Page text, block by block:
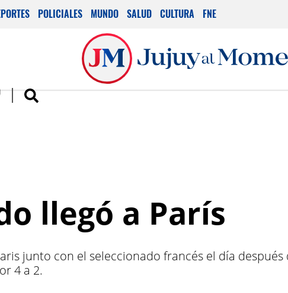
POLICIALES MUNDO SALUD CULTURA FNE
llegó a París
junto con el seleccionado francés el día después
4 a 2.